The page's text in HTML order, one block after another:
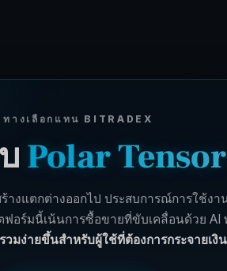
ทางเลือกแทน BITRADEX
Polar Tensor
แตกต่างออกไป ประสบการณ์การใช้งา
ฟอร์มนี้เน้นการซื้อขายที่ขับเคลื่อนด้วย
มง่ายขึ้นสำหรับผู้ใช้ที่ต้องการกระจายเ